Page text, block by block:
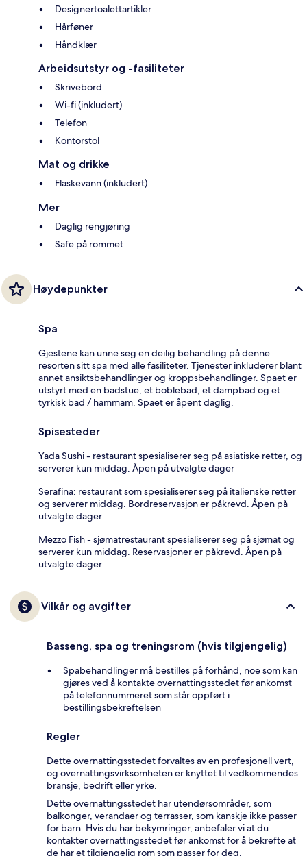
Designertoalettartikler
Hårføner
Håndklær
Arbeidsutstyr og -fasiliteter
Skrivebord
Wi-fi (inkludert)
Telefon
Kontorstol
Mat og drikke
Flaskevann (inkludert)
Mer
Daglig rengjøring
Safe på rommet
Høydepunkter
Spa
Gjestene kan unne seg en deilig behandling på denne
resorten sitt spa med alle fasiliteter. Tjenester inkluderer blant
annet ansiktsbehandlinger og kroppsbehandlinger. Spaet er
utstyrt med en badstue, et boblebad, et dampbad og et
tyrkisk bad / hammam. Spaet er åpent daglig.
Spisesteder
Yada Sushi - restaurant spesialiserer seg på asiatiske retter, og
serverer kun middag. Åpen på utvalgte dager
Serafina: restaurant som spesialiserer seg på italienske retter
og serverer middag. Bordreservasjon er påkrevd. Åpen på
utvalgte dager
Mezzo Fish - sjømatrestaurant spesialiserer seg på sjømat og
serverer kun middag. Reservasjoner er påkrevd. Åpen på
utvalgte dager
Vilkår og avgifter
Basseng, spa og treningsrom (hvis tilgjengelig)
Spabehandlinger må bestilles på forhånd, noe som kan
gjøres ved å kontakte overnattingsstedet før ankomst
på telefonnummeret som står oppført i
bestillingsbekreftelsen
Regler
Dette overnattingsstedet forvaltes av en profesjonell vert,
og overnattingsvirksomheten er knyttet til vedkommendes
bransje, bedrift eller yrke.
Dette overnattingsstedet har utendørsområder, som
balkonger, verandaer og terrasser, som kanskje ikke passer
for barn. Hvis du har bekymringer, anbefaler vi at du
kontakter overnattingsstedet før ankomst for å bekrefte at
de har et tilgjengelig rom som passer for deg.